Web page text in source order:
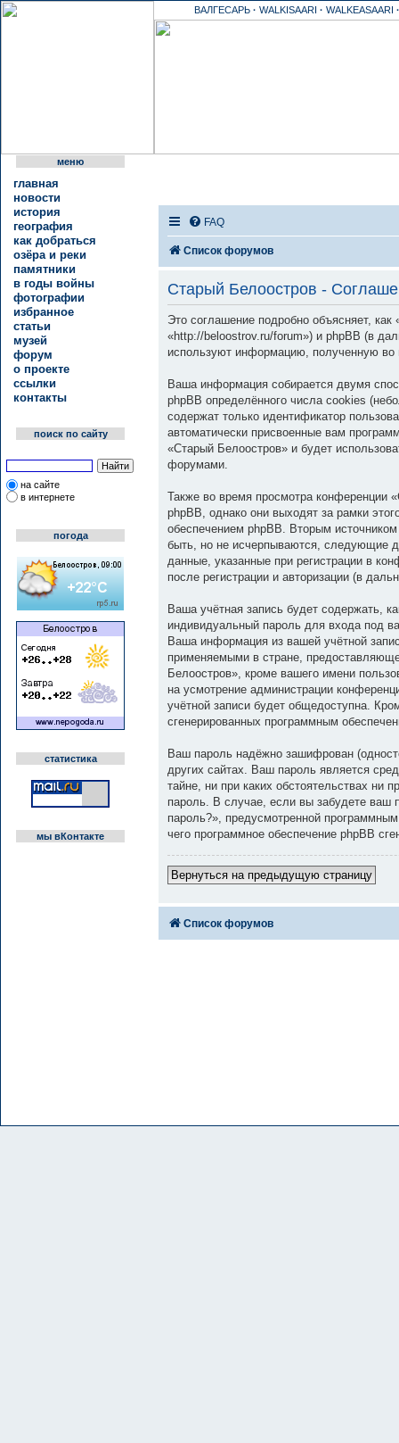
ВАЛГЕСАРЬ · WALKISAARI · WALKEASAARI ·
меню
главная
новости
история
география
как добраться
озёра и реки
памятники
в годы войны
фотографии
избранное
статьи
музей
форум
о проекте
ссылки
контакты
поиск по сайту
на сайте
в интернете
погода
статистика
мы вКонтакте
FAQ
Список форумов
Старый Белоостров -
Это соглашение подробно объясняет,
«http://beloostrov.ru/forum») и phpBB (в
используют информацию, полученную
Ваша информация собирается двумя
phpBB определённого числа cookies
содержат только идентификатор
автоматически присвоенные вам
«Старый Белоостров» и будет
форумами.
Также во время просмотра конференции
phpBB, однако они выходят за рамки
обеспечением phpBB. Вторым
быть, но не исчерпываются, следующие
данные, указанные при регистрации в
после регистрации и авторизации (в
Ваша учётная запись будет содержать,
индивидуальный пароль для входа под
Ваша информация из вашей учётной
применяемыми в стране,
Белоостров», кроме вашего имени
на усмотрение администрации
учётной записи будет общедоступна.
сгенерированных программным
Ваш пароль надёжно зашифрован
других сайтах. Ваш пароль является
тайне, ни при каких обстоятельствах ни
пароль. В случае, если вы забудете ваш
пароль?», предусмотренной
чего программное обеспечение phpBB
Вернуться на предыдущую страницу
Список форумов